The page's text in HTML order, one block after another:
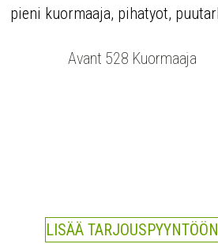
Avant 528 Kuormaaja
LISÄÄ TARJOUSPYYNTÖÖN